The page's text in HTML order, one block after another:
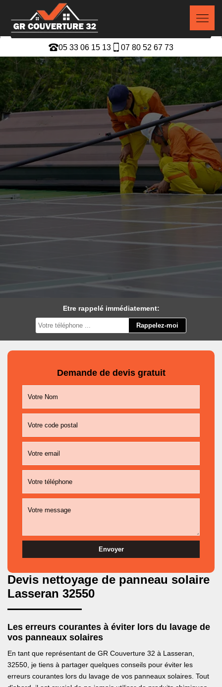
05 33 06 15 13 07 80 52 67 73
Etre rappelé immédiatement:
Devis nettoyage de panneau solaire
Lasseran 32550
Les erreurs courantes à éviter lors du lavage de
vos panneaux solaires
En tant que représentant de GR Couverture 32 à Lasseran,
32550, je tiens à partager quelques conseils pour éviter les
erreurs courantes lors du lavage de vos panneaux solaires. Tout
Demande de devis gratuit